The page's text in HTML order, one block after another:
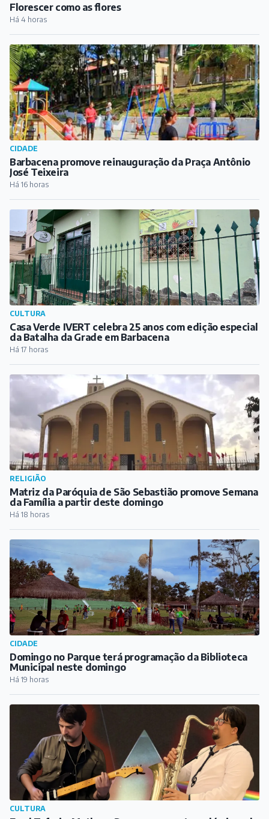
Florescer como as flores
Há 4 horas
CIDADE
Barbacena promove reinauguração da Praça Antônio
José Teixeira
Há 16 horas
CULTURA
Casa Verde IVERT celebra 25 anos com edição especial
da Batalha da Grade em Barbacena
Há 17 horas
RELIGIÃO
Matriz da Paróquia de São Sebastião promove Semana
da Família a partir deste domingo
Há 18 horas
CIDADE
Domingo no Parque terá programação da Biblioteca
Municipal neste domingo
Há 19 horas
CULTURA